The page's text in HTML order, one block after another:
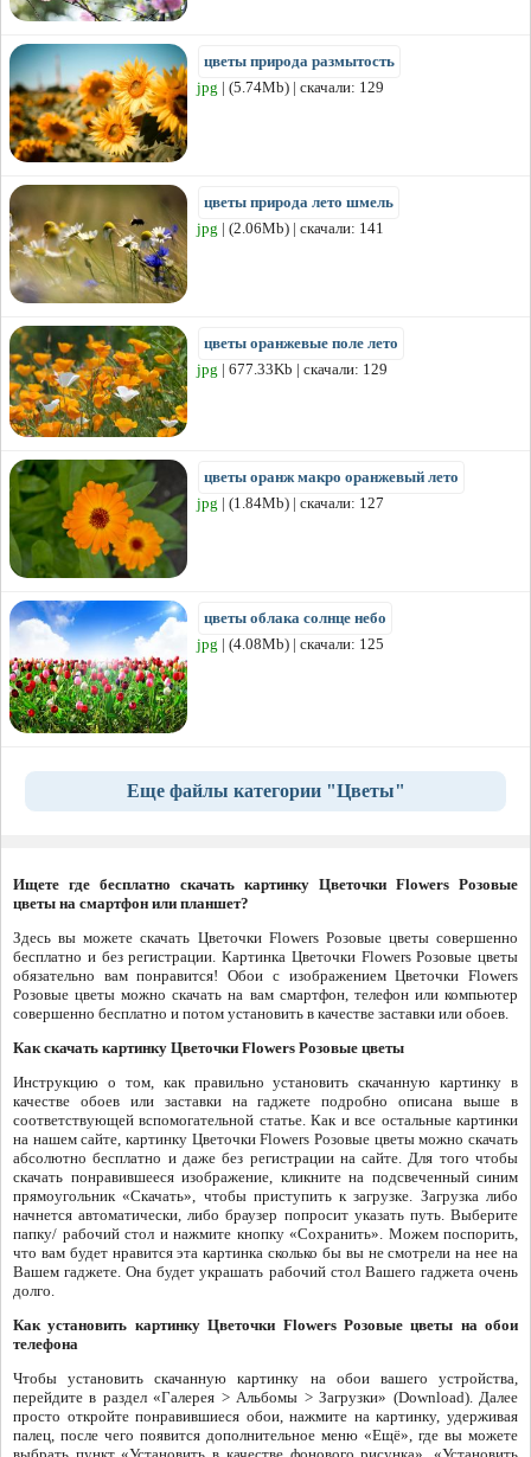
цветы природа размытость
jpg | (5.74Mb) | скачали: 129
цветы природа лето шмель
jpg | (2.06Mb) | скачали: 141
цветы оранжевые поле лето
jpg | 677.33Kb | скачали: 129
цветы оранж макро оранжевый лето
jpg | (1.84Mb) | скачали: 127
цветы облака солнце небо
jpg | (4.08Mb) | скачали: 125
Еще файлы категории "Цветы"
Ищете где бесплатно скачать картинку Цветочки Flowers Розовые
цветы на смартфон или планшет?
Здесь вы можете скачать Цветочки Flowers Розовые цветы совершенно
бесплатно и без регистрации. Картинка Цветочки Flowers Розовые цветы
обязательно вам понравится! Обои с изображением Цветочки Flowers
Розовые цветы можно скачать на вам смартфон, телефон или компьютер
совершенно бесплатно и потом установить в качестве заставки или обоев.
Как скачать картинку Цветочки Flowers Розовые цветы
Инструкцию о том, как правильно установить скачанную картинку в
качестве обоев или заставки на гаджете подробно описана выше в
соответствующей вспомогательной статье. Как и все остальные картинки
на нашем сайте, картинку Цветочки Flowers Розовые цветы можно скачать
абсолютно бесплатно и даже без регистрации на сайте. Для того чтобы
скачать понравившееся изображение, кликните на подсвеченный синим
прямоугольник «Скачать», чтобы приступить к загрузке. Загрузка либо
начнется автоматически, либо браузер попросит указать путь. Выберите
папку/ рабочий стол и нажмите кнопку «Сохранить». Можем поспорить,
что вам будет нравится эта картинка сколько бы вы не смотрели на нее на
Вашем гаджете. Она будет украшать рабочий стол Вашего гаджета очень
долго.
Как установить картинку Цветочки Flowers Розовые цветы на обои
телефона
Чтобы установить скачанную картинку на обои вашего устройства,
перейдите в раздел «Галерея > Альбомы > Загрузки» (Download). Далее
просто откройте понравившиеся обои, нажмите на картинку, удерживая
палец, после чего появится дополнительное меню «Ещё», где вы можете